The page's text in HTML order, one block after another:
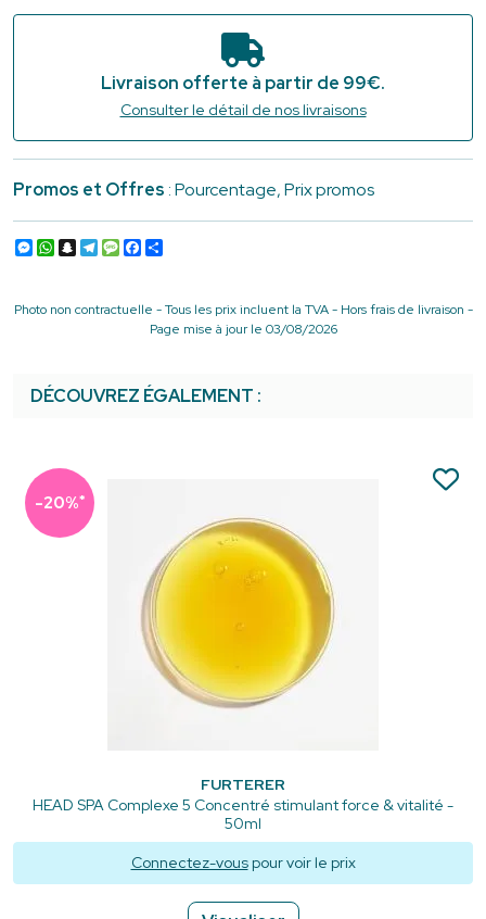
Livraison offerte à partir de 99€.
Consulter le détail de nos livraisons
Promos et Offres : Pourcentage, Prix promos
Messenger
WhatsApp
Snapchat
Telegram
Message
Facebook
Photo non contractuelle - Tous les prix incluent la TVA - Hors frais de livraison -
Page mise à jour le 03/08/2026
DÉCOUVREZ ÉGALEMENT :
-20%*
FURTERER
HEAD SPA Complexe 5 Concentré stimulant force & vitalité -
50ml
Connectez-vouspour voir le prix